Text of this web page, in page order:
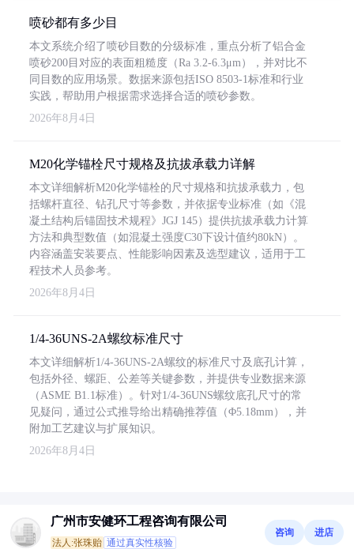
喷砂都有多少目
本文系统介绍了喷砂目数的分级标准，重点分析了铝合金
喷砂200目对应的表面粗糙度（Ra 3.2-6.3μm），并对比不
同目数的应用场景。数据来源包括ISO 8503-1标准和行业
实践，帮助用户根据需求选择合适的喷砂参数。
2026年8月4日
M20化学锚栓尺寸规格及抗拔承载力详解
本文详细解析M20化学锚栓的尺寸规格和抗拔承载力，包
括螺杆直径、钻孔尺寸等参数，并依据专业标准（如《混
凝土结构后锚固技术规程》JGJ 145）提供抗拔承载力计算
方法和典型数值（如混凝土强度C30下设计值约80kN）。
内容涵盖安装要点、性能影响因素及选型建议，适用于工
程技术人员参考。
2026年8月4日
1/4-36UNS-2A螺纹标准尺寸
本文详细解析1/4-36UNS-2A螺纹的标准尺寸及底孔计算，
包括外径、螺距、公差等关键参数，并提供专业数据来源
（ASME B1.1标准）。针对1/4-36UNS螺纹底孔尺寸的常
见疑问，通过公式推导给出精确推荐值（Φ5.18mm），并
附加工艺建议与扩展知识。
2026年8月4日
广州市安健环工程咨询有限公司
法人:张珠贻 通过真实性核验
咨询 进店